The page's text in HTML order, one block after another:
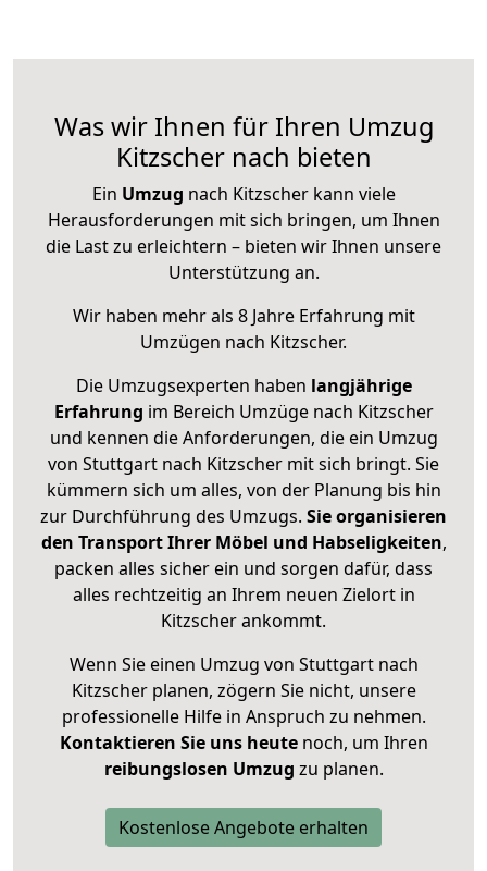
Was wir Ihnen für Ihren Umzug
Kitzscher nach bieten
Ein Umzug nach Kitzscher kann viele
Herausforderungen mit sich bringen, um Ihnen
die Last zu erleichtern – bieten wir Ihnen unsere
Unterstützung an.
Wir haben mehr als 8 Jahre Erfahrung mit
Umzügen nach Kitzscher.
Die Umzugsexperten haben langjährige
Erfahrung im Bereich Umzüge nach Kitzscher
und kennen die Anforderungen, die ein Umzug
von Stuttgart nach Kitzscher mit sich bringt. Sie
kümmern sich um alles, von der Planung bis hin
zur Durchführung des Umzugs. Sie organisieren
den Transport Ihrer Möbel und Habseligkeiten,
packen alles sicher ein und sorgen dafür, dass
alles rechtzeitig an Ihrem neuen Zielort in
Kitzscher ankommt.
Wenn Sie einen Umzug von Stuttgart nach
Kitzscher planen, zögern Sie nicht, unsere
professionelle Hilfe in Anspruch zu nehmen.
Kontaktieren Sie uns heutenoch, um Ihren
reibungslosen Umzug zu planen.
Kostenlose Angebote erhalten